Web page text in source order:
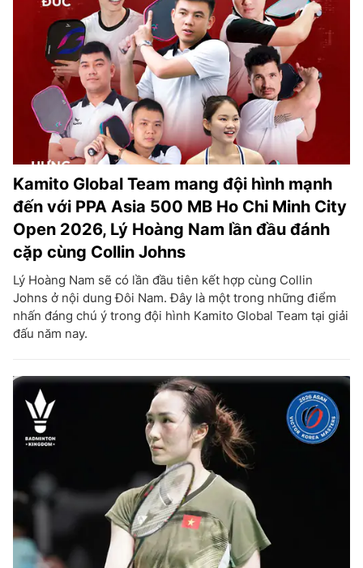
Kamito Global Team mang đội hình mạnh
đến với PPA Asia 500 MB Ho Chi Minh City
Open 2026, Lý Hoàng Nam lần đầu đánh
cặp cùng Collin Johns
Lý Hoàng Nam sẽ có lần đầu tiên kết hợp cùng Collin
Johns ở nội dung Đôi Nam. Đây là một trong những điểm
nhấn đáng chú ý trong đội hình Kamito Global Team tại giải
đấu năm nay.